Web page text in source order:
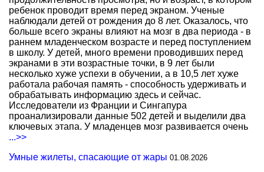
ребенок проводит время перед экраном. Ученые
наблюдали детей от рождения до 8 лет. Оказалось, что
больше всего экраны влияют на мозг в два периода - в
раннем младенческом возрасте и перед поступлением
в школу. У детей, много времени проводивших перед
экранами в эти возрастные точки, в 9 лет были
несколько хуже успехи в обучении, а в 10,5 лет хуже
работала рабочая память - способность удерживать и
обрабатывать информацию здесь и сейчас.
Исследователи из Франции и Сингапура
проанализировали данные 502 детей и выделили два
ключевых этапа. У младенцев мозг развивается очень
...>>
Умные жилеты, спасающие от жары 01.08.2026